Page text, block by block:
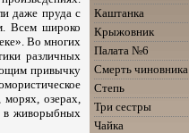
даже пруда с
Всем широко
Во многих
различных
привычку
озерах,
в живорыбных
Каштанка
Крыжовник
Палата №6
Смерть чиновника
Степь
Три сестры
Чайка